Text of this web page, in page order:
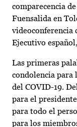
comparecencia
Fuensalida en
videoconferencia
Ejecutivo
Las primeras
condolencia para
del COVID-19.
para el
para todo el
para los